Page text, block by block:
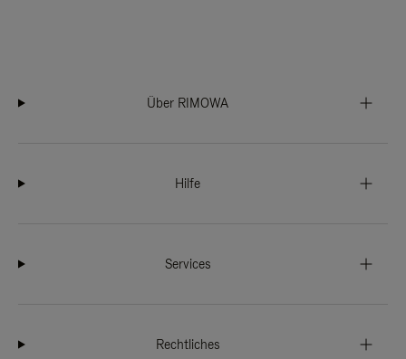
Über RIMOWA
Hilfe
Services
Rechtliches